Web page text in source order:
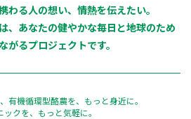
わる人の想い、情熱を伝えたい。
、あなたの健やかな毎日と地球のため
がるプロジェクトです。
有機循環型酪農を、もっと身近に。
ックを、もっと気軽に。